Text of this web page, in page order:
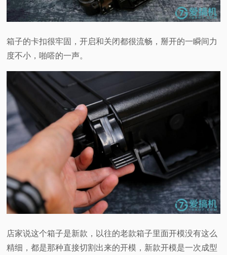
箱子的卡扣很牢固，开启和关闭都很流畅，掰开的一瞬间力
度不小，啪嗒的一声。
店家说这个箱子是新款，以往的老款箱子里面开模没有这么
精细，都是那种直接切割出来的开模，新款开模是一次成型